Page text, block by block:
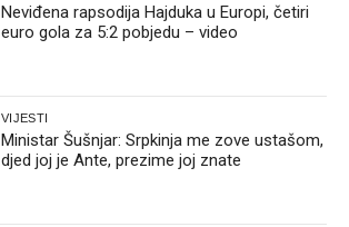
Neviđena rapsodija Hajduka u Europi, četiri
euro gola za 5:2 pobjedu – video
VIJESTI
Ministar Šušnjar: Srpkinja me zove ustašom,
djed joj je Ante, prezime joj znate